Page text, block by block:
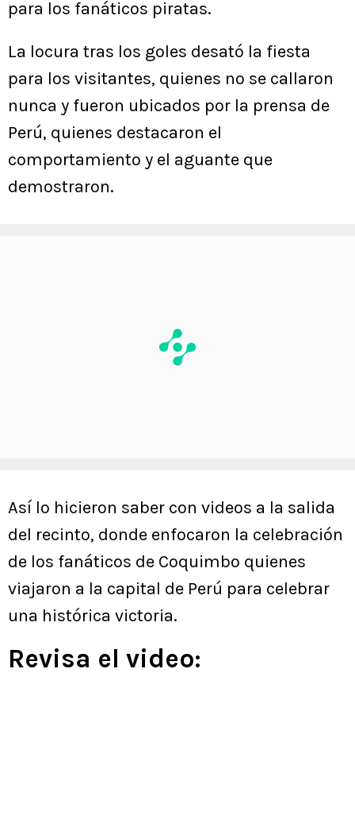
para los fanáticos piratas.
La locura tras los goles desató la fiesta
para los visitantes, quienes no se callaron
nunca y fueron ubicados por la prensa de
Perú, quienes destacaron el
comportamiento y el aguante que
demostraron.
Así lo hicieron saber con videos a la salida
del recinto, donde enfocaron la celebración
de los fanáticos de Coquimbo quienes
viajaron a la capital de Perú para celebrar
una histórica victoria.
Revisa el video: